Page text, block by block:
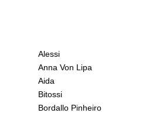
Alessi
Anna Von Lipa
Aida
Bitossi
Bordallo Pinheiro